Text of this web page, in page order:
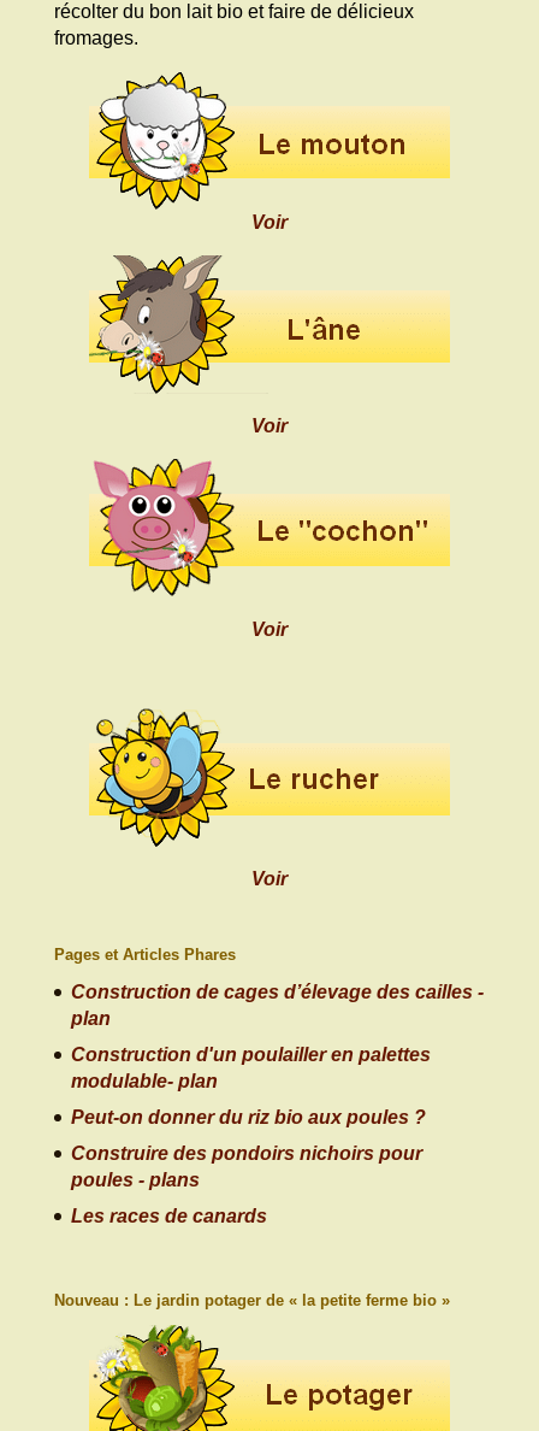
récolter du bon lait bio et faire de délicieux
fromages.
Voir
Voir
Voir
Voir
Pages et Articles Phares
Construction de cages d’élevage des cailles -
plan
Construction d'un poulailler en palettes
modulable- plan
Peut-on donner du riz bio aux poules ?
Construire des pondoirs nichoirs pour
poules - plans
Les races de canards
Nouveau : Le jardin potager de « la petite ferme bio »